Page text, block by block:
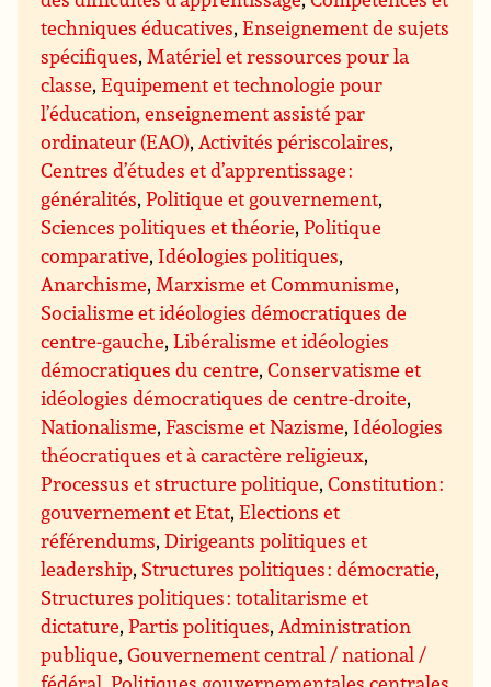
techniques éducatives,Enseignement de sujets
spécifiques,Matériel et ressources pour la
classe,Equipement et technologie pour
l’éducation, enseignement assisté par
ordinateur (EAO),Activités périscolaires,
Centres d’études et d’apprentissage :
généralités,Politique et gouvernement,
Sciences politiques et théorie,Politique
comparative, Idéologies politiques,
Anarchisme,Marxisme et Communisme,
Socialisme et idéologies démocratiques de
centre-gauche,Libéralisme et idéologies
démocratiques du centre,Conservatisme et
idéologies démocratiques de centre-droite,
Nationalisme,Fascisme et Nazisme, Idéologies
théocratiques et à caractère religieux,
Processus et structure politique,Constitution :
gouvernement et Etat,Elections et
référendums,Dirigeants politiques et
leadership, Structures politiques : démocratie,
Structures politiques : totalitarisme et
dictature,Partis politiques,Administration
publique,Gouvernement central / national /